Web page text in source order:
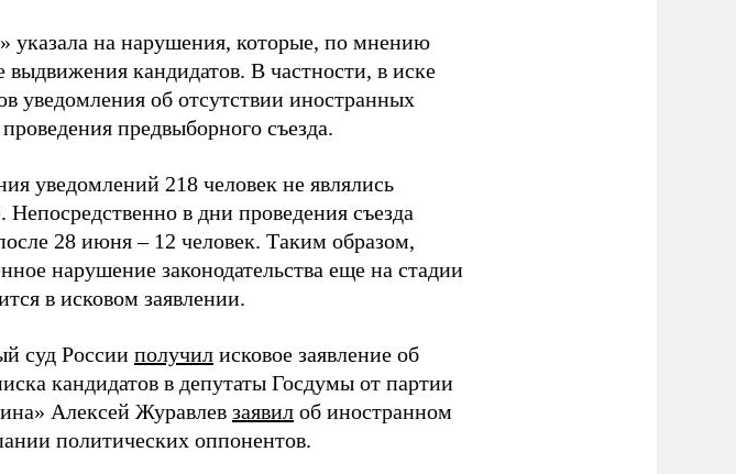
указала на нарушения, которые, по мнению
кандидатов. В частности, в иске
уведомления об отсутствии иностранных
предвыборного съезда.
уведомлений 218 человек не являлись
в дни проведения съезда
28 июня – 12 человек. Таким образом,
нарушение законодательства еще на стадии
в исковом заявлении.
суд России получил исковое заявление об
кандидатов в депутаты Госдумы от партии
Алексей Журавлев заявил об иностранном
политических оппонентов.